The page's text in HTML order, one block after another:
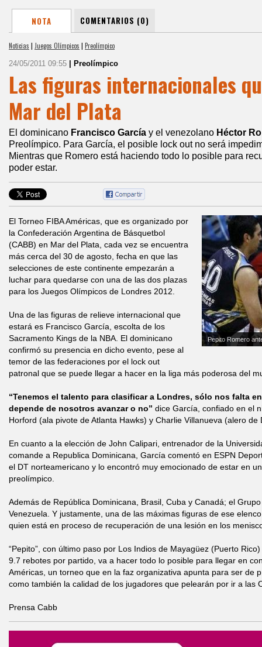
NOTA COMENTARIOS (0)
Noticias | Juegos Olímpicos | Preolímpico
24/05/2011 09:55 | Preolímpico
Las figuras internacionales
Mar del Plata
El dominicano Francisco García y el venezolano Héctor
Preolímpico. Para García, el posible lock out no será
Mientras que Romero está haciendo todo lo posible para
poder estar.
Pepito Romero
El Torneo FIBA Américas, que es organizado por
la Confederación Argentina de Básquetbol
(CABB) en Mar del Plata, cada vez se encuentra
más cerca del 30 de agosto, fecha en que las
selecciones de este continente empezarán a
luchar para quedarse con una de las dos plazas
para los Juegos Olímpicos de Londres 2012.
Una de las figuras de relieve internacional que
estará es Francisco García, escolta de los
Sacramento Kings de la NBA. El dominicano
confirmó su presencia en dicho evento, pese al
temor de las federaciones por el lock out
patronal que se puede llegar a hacer en la liga más poderosa del
“Tenemos el talento para clasificar a Londres, sólo nos falta
depende de nosotros avanzar o no” dice García, confiado en el
Horford (ala pivote de Atlanta Hawks) y Charlie Villanueva (alero de
En cuanto a la elección de John Calipari, entrenador de la
comande a Republica Dominicana, García comentó en ESPN
el DT norteamericano y lo encontró muy emocionado de estar en
preolímpico.
Además de República Dominicana, Brasil, Cuba y Canadá; el
Venezuela. Y justamente, una de las máximas figuras de ese
quien está en proceso de recuperación de una lesión en los
“Pepito”, con último paso por Los Indios de Mayagüez (Puerto
9.7 rebotes por partido, va a hacer todo lo posible para llegar en
Américas, un torneo que en la faz organizativa apunta para ser de
como también la calidad de los jugadores que pelearán por ir a las
Prensa Cabb